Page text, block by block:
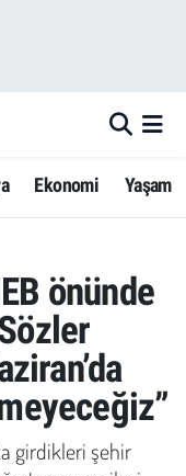
Ekonomi Yaşam
önünde
girdikleri şehir